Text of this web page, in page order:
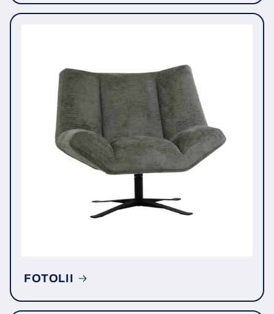
FOTOLII